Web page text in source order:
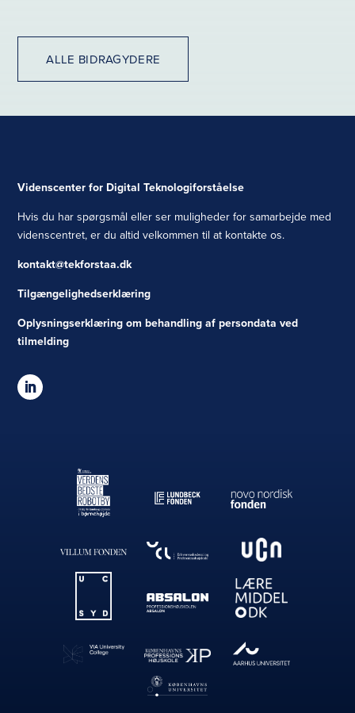
ALLE BIDRAGYDERE
Videnscenter for Digital Teknologiforståelse
Hvis du har spørgsmål eller ser muligheder for samarbejde med
videnscentret, er du altid velkommen til at kontakte os.
kontakt@tekforstaa.dk
Tilgængelighedserklæring
Oplysningserklæring om behandling af persondata ved
tilmelding